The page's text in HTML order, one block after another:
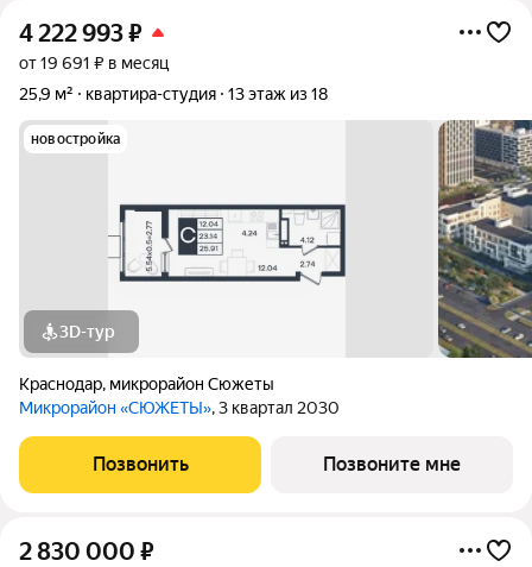
4 222 993₽
от 19 691 ₽ в месяц
25,9 м²
квартира-студия 13 этаж из 18
новостройка
3D-тур
Краснодар, микрорайон Сюжеты
Микрорайон «СЮЖЕТЫ», 3 квартал 2030
Позвонить Позвоните мне
2 830 000 ₽